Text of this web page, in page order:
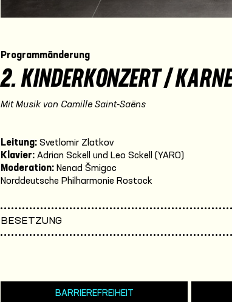
Programmänderung
2. KINDERKONZERT /
Mit Musik von Camille Saint-Saëns
Leitung: Svetlomir Zlatkov
Klavier: Adrian Sckell und Leo Sckell (YARO)
Moderation: Nenad Šmigoc
Norddeutsche Philharmonie Rostock
BESETZUNG
BARRIEREFREIHEIT